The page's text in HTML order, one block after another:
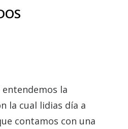
la
la cual lidias día a
contamos con una